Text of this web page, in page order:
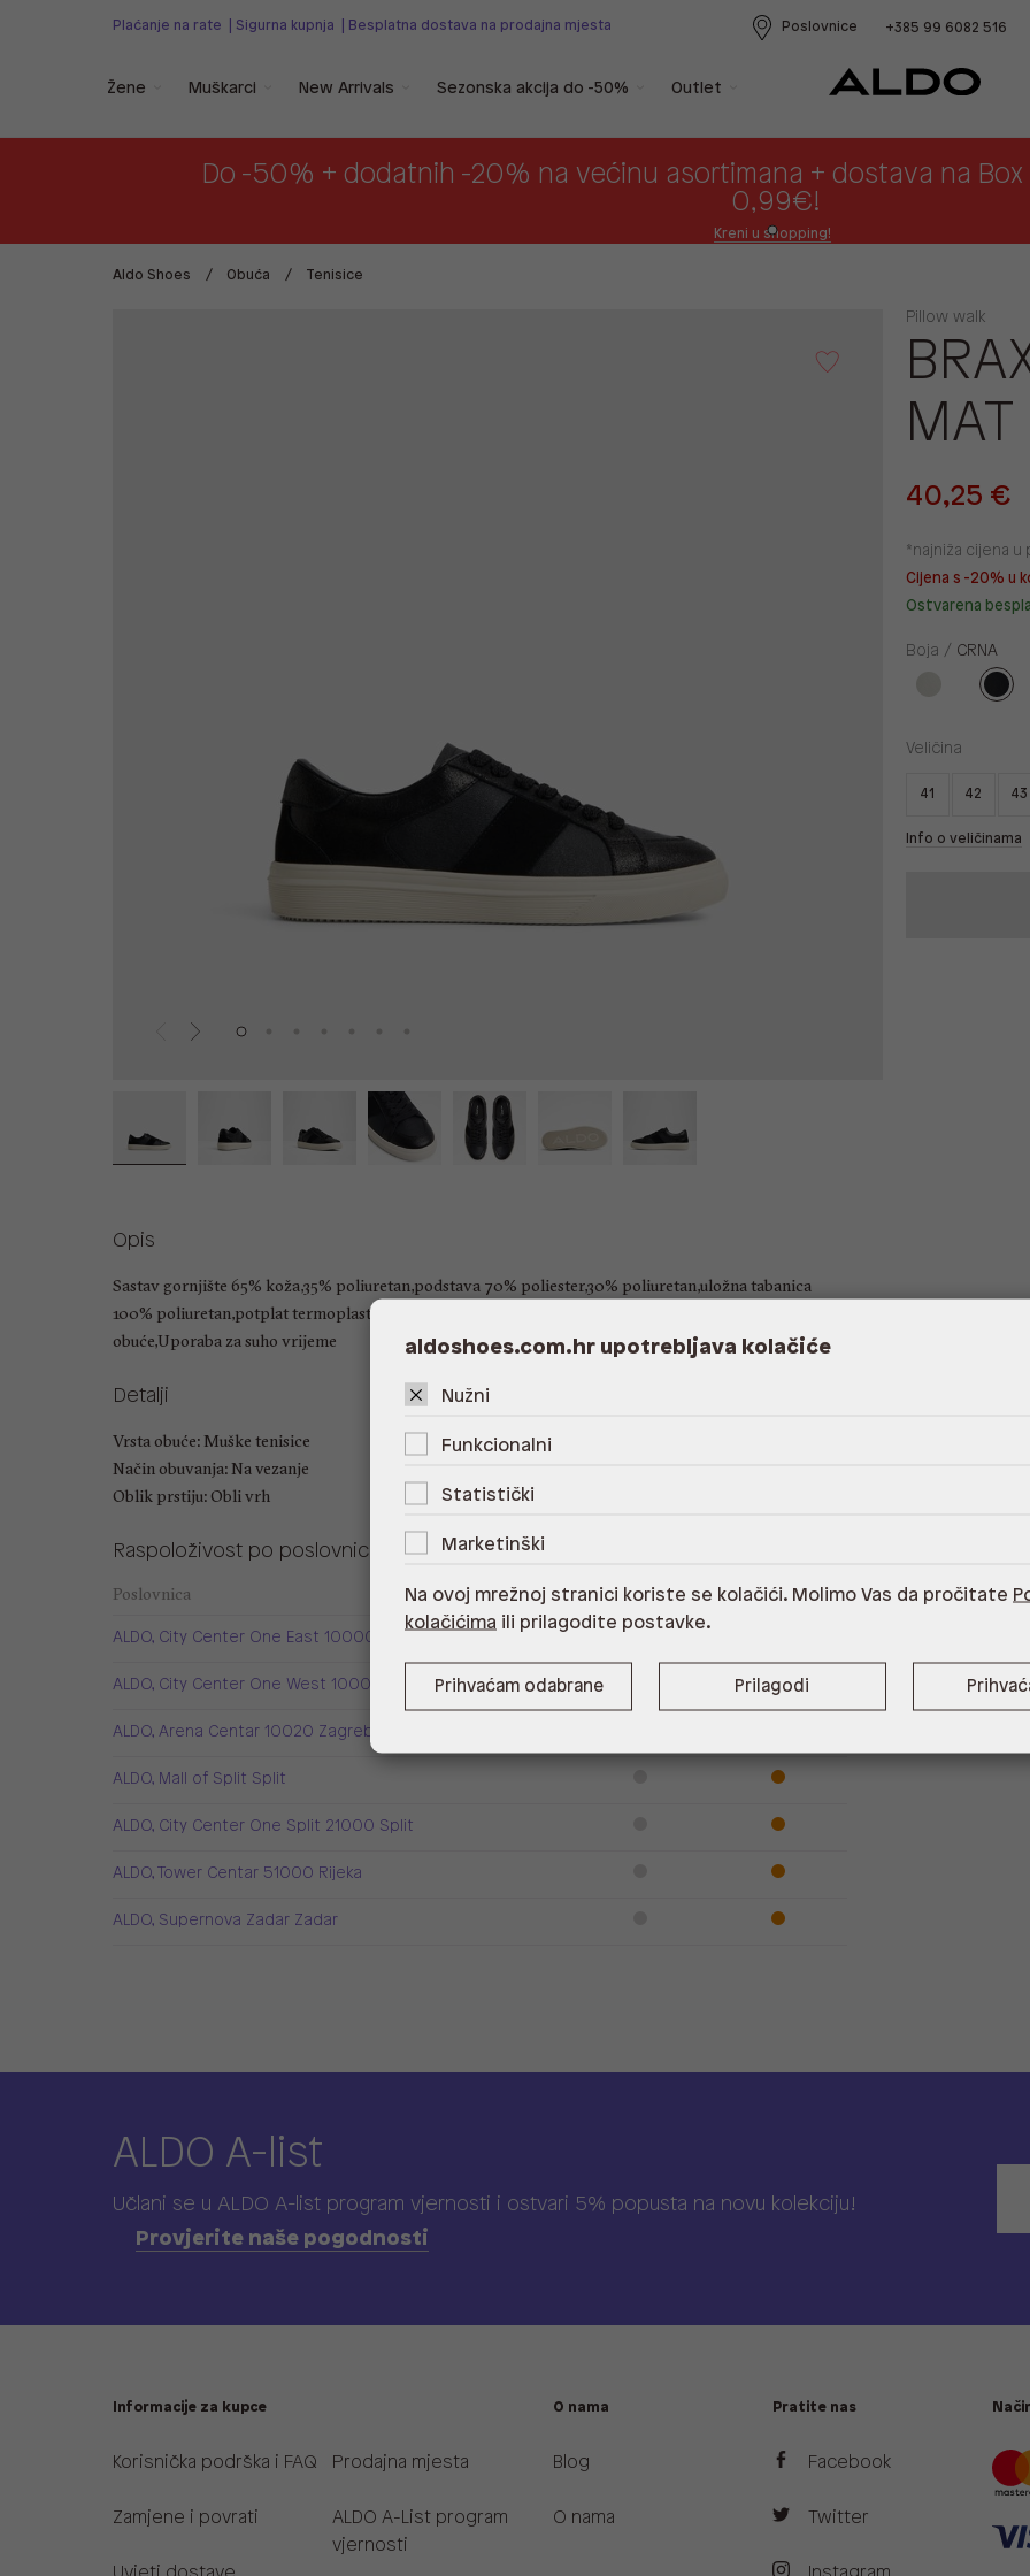
Plaćanje na rate Sigurna kupnja Besplatna dostava na prodajna mjesta Poslovnice +385 99 6082 516
Žene Muškarci New Arrivals Sezonska akcija do -50% Outlet
Do -50% + dodatnih -20% na većinu asortimana + dostava na
0,99€!
Kreni u shopping!
Aldo Shoes Obuća Tenisice
Pillow walk
MAT
40,25 €
*najniža cijena
Cijena s -20% u
Ostvarena
Boja / CRNA
Veličina
41 42 43
Info o veličinama
Opis
Sastav gornjište 65% koža,35% poliuretan,podstava 70% poliester,30% poliuretan,uložna tabanica
100% poliuretan,potplat termoplastična guma,Održavanje odgovarajućim Aldo proizvodom za njegu
obuće,Uporaba za suho vrijeme
Detalji
Vrsta obuće: Muške tenisice
Način obuvanja: Na vezanje
Oblik prstiju: Obli vrh
Raspoloživost po poslovnicama
Poslovnica Dostupno Na upit
ALDO, City Center One East 10000 Zagreb
ALDO, City Center One West 10000 Zagreb
ALDO, Arena Centar 10020 Zagreb
ALDO, Mall of Split Split
ALDO, City Center One Split 21000 Split
ALDO, Tower Centar 51000 Rijeka
ALDO, Supernova Zadar Zadar
ALDO A-list
Učlani se u ALDO A-list program vjernosti i ostvari 5% popusta na novu kolekciju!
Provjerite naše pogodnosti
Informacije za kupce
Korisnička podrška i FAQ
Zamjene i povrati
Prodajna mjesta
ALDO A-List program
vjernosti
O nama
Blog
O nama
Pratite nas
Facebook
Twitter
aldoshoes.com.hr upotrebljava kolačiće
Nužni
Funkcionalni
Statistički
Marketinški
Na ovoj mrežnoj stranici koriste se kolačići. Molimo Vas da pročitate
kolačićima ili prilagodite postavke.
Prihvaćam odabrane Prilagodi